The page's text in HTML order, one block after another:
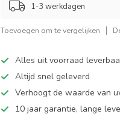
1-3 werkdagen
Toevoegen om te vergelijken
Alles uit voorraad
Altijd snel geleverd
Verhoogt de waarde van
10 jaar garantie, lange